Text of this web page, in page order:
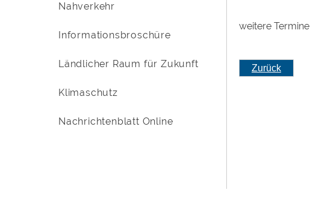
Nahverkehr
Informationsbroschüre
Ländlicher Raum für Zukunft
Klimaschutz
Nachrichtenblatt Online
weitere Termine
Zurück